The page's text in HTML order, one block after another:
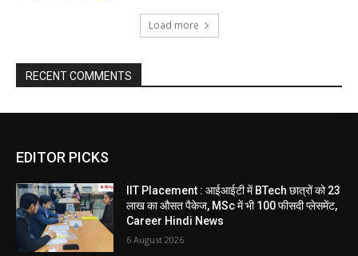
Load more
RECENT COMMENTS
EDITOR PICKS
IIT Placement : आईआईटी में BTech छात्रों को 23
लाख का औसत पैकेज, MSc में भी 100 फीसदी प्लेसमेंट,
Career Hindi News
6 August 2026